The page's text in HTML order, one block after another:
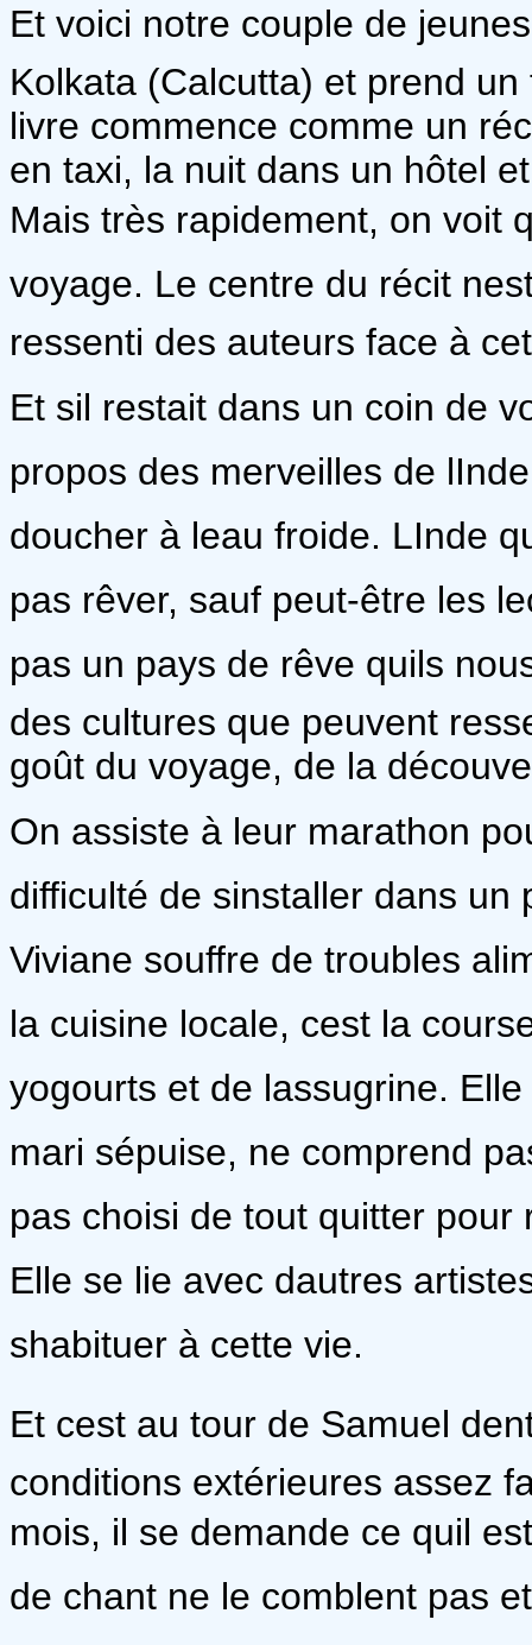
Et voici notre couple de
Kolkata (Calcutta) et prend
livre commence comme un
en taxi, la nuit dans un hôtel
Mais très rapidement, on voit
voyage. Le centre du récit
ressenti des auteurs face à
Et sil restait dans un coin de
propos des merveilles de
doucher à leau froide. LInde
pas rêver, sauf peut-être les
pas un pays de rêve quils
des cultures que peuvent
goût du voyage, de la
On assiste à leur marathon
difficulté de sinstaller dans
Viviane souffre de troubles
la cuisine locale, cest la
yogourts et de lassugrine.
mari sépuise, ne comprend
pas choisi de tout quitter pour
Elle se lie avec dautres
shabituer à cette vie.
Et cest au tour de Samuel
conditions extérieures assez
mois, il se demande ce quil
de chant ne le comblent pas